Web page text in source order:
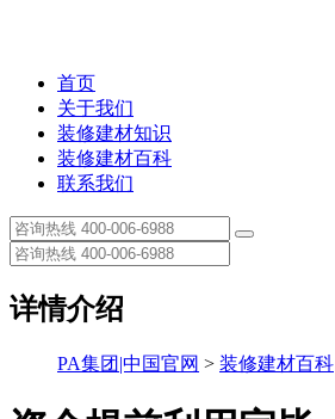
首页
关于我们
装修建材知识
装修建材百科
联系我们
详情介绍
PA集团|中国官网 > 装修建材百科